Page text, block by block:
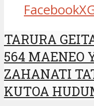
FacebookX
TARURA
564 MAENEO
ZAHANATI
KUTOA